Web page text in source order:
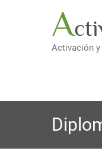
A
Activación